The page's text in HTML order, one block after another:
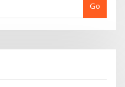
Go